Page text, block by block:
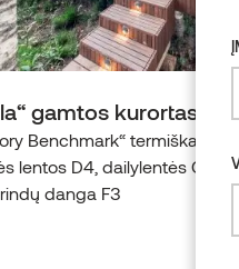
gamtos kurortas
Benchmark“ termiškai
lentos D4, dailylentės C4J,
danga F3